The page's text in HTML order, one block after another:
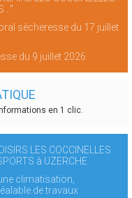
sècheresse du 17 juillet
du 9 juillet 2026
en 1 clic.
LES COCCINELLES
à UZERCHE
climatisation,
de travaux